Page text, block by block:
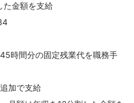
た金額を支給
時間分の固定残業代を職務手
加で支給